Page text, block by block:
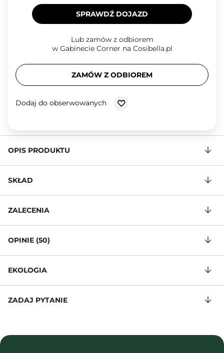
SPRAWDŹ DOJAZD
Lub zamów z odbiorem
w Gabinecie Corner na Cosibella.pl
ZAMÓW Z ODBIOREM
Dodaj do obserwowanych
OPIS PRODUKTU
SKŁAD
ZALECENIA
OPINIE (50)
EKOLOGIA
ZADAJ PYTANIE